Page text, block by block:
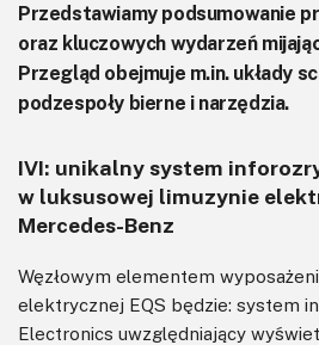
Przedstawiamy podsumowanie
oraz kluczowych wydarzeń
Przegląd obejmuje m.in. układy
podzespoły bierne i narzędzia.
IVI: unikalny system
w luksusowej limuzynie
Mercedes-Benz
Węzłowym elementem
elektrycznej EQS będzie: system
Electronics uwzględniający